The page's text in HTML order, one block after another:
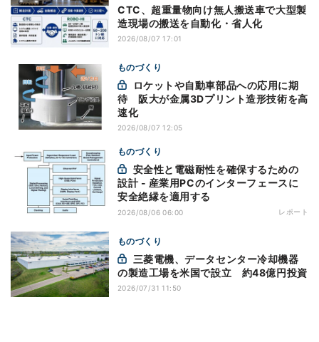
CTC、超重量物向け無人搬送車で大型製
造現場の搬送を自動化・省人化
2026/08/07 17:01
ものづくり
待 阪大が金属3Dプリント造形技術を高
速化
2026/08/07 12:05
ものづくり
設計 - 産業用PCのインターフェースに
安全絶縁を適用する
2026/08/06 06:00 レポート
ものづくり
の製造工場を米国で設立 約48億円投資
2026/07/31 11:50